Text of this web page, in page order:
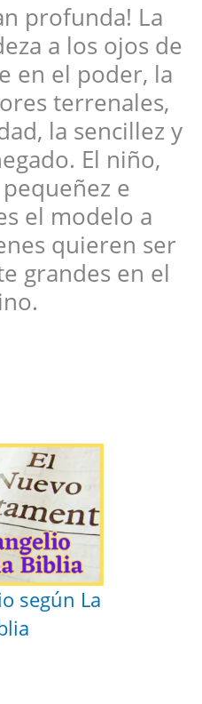
profunda! La
a los ojos de
en el poder, la
terrenales,
la sencillez y
El niño,
e
el modelo a
quieren ser
grandes en el
según La